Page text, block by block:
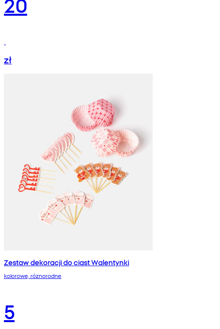
zł
Zestaw dekoracji do ciast Walentynki
kolorowe, róznorodne
5